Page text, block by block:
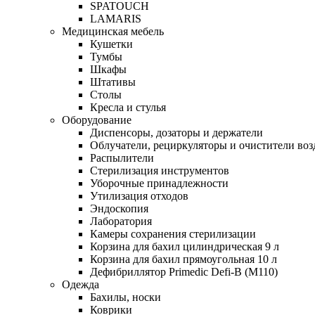
SPATOUCH
LAMARIS
Медицинская мебель
Кушетки
Тумбы
Шкафы
Штативы
Столы
Кресла и стулья
Оборудование
Диспенсоры, дозаторы и держатели
Облучатели, рециркуляторы и очистители
Распылители
Стерилизация инструментов
Уборочные принадлежности
Утилизация отходов
Эндоскопия
Лаборатория
Камеры сохранения стерилизации
Корзина для бахил цилиндрическая 9 л
Корзина для бахил прямоугольная 10 л
Дефибриллятор Primedic Defi-B (M110)
Одежда
Бахилы, носки
Коврики